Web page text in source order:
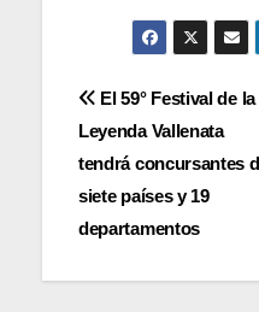
de
entradas
El 59° Festival de la
Leyenda Vallenata
tendrá concursantes
siete países y 19
departamentos